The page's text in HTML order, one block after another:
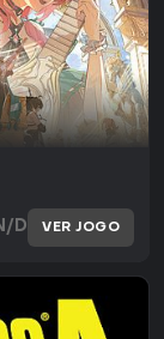
D VER JOGO